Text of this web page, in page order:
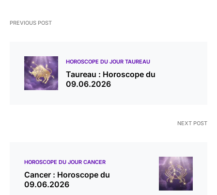
PREVIOUS POST
HOROSCOPE DU JOUR TAUREAU
Taureau : Horoscope du
09.06.2026
NEXT POST
HOROSCOPE DU JOUR CANCER
Cancer : Horoscope du
09.06.2026